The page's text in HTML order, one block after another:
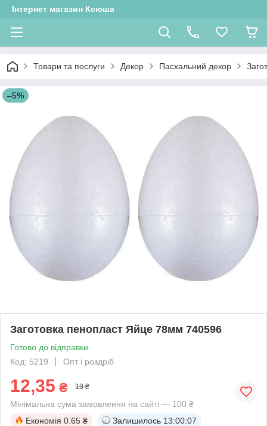
Інтернет магазин Ксюша
Товари та послуги Декор Пасхальний декор
–5%
Заготовка пенопласт Яйце 78мм 740596
Готово до відправки
Код: 5219
Опт і роздріб
12,35 ₴ 13 ₴
Мінімальна сума замовлення на сайті — 100 ₴
Економія 0.65 ₴ Залишилось 13:00:07